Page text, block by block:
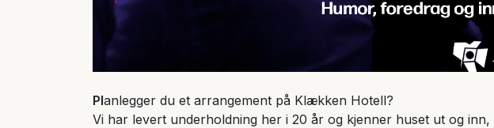
Planlegger du et arrangement på Klækken Hotell?
Vi har levert underholdning her i 20 år og kjenner huset ut og